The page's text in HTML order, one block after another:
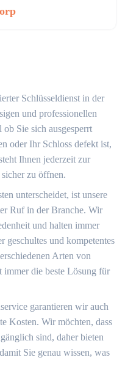
Schlüsseldienst in der
und professionellen
Sie sich ausgesperrt
oder Ihr Schloss defekt ist,
Ihnen jederzeit zur
zu öffnen.
unterscheidet, ist unsere
Ruf in der Branche.​ Wir
und halten immer
geschultes und kompetentes
Arten von
immer die beste Lösung für
garantieren wir auch
Kosten. Wir möchten, dass
sind, daher bieten
Sie genau wissen, was